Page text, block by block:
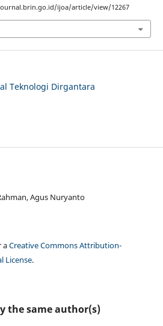
ijoa/article/view/12267
Teknologi Dirgantara
Agus Nuryanto
aCreative Commons Attribution-
License.
the same author(s)